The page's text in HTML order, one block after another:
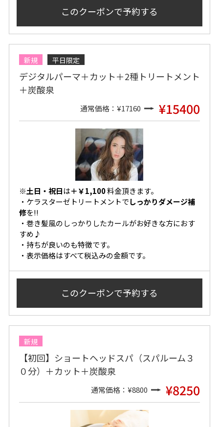
このクーポンで予約する
新規 平日限定
デジタルパーマ＋カット＋2種トリートメント
＋炭酸泉
通常価格：¥17160 ¥15400
※土日・祝日は＋￥1,100料金頂きます。
・ ケラスターゼトリートメントでしっかりダメージ補
修を!!
・巻き髪風のしっかりしたカールがお好きな方におす
すめ♪
・持ちが良いのも特徴です。
・表示価格はすべて税込みの金額です。
このクーポンで予約する
新規
【初回】ショートヘッドスパ（スパルーム３
０分）＋カット＋炭酸泉
通常価格：¥8800 ¥8250